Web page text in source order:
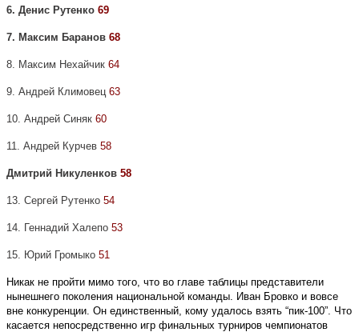
6. Денис Рутенко 69
7. Максим Баранов 68
8. Максим Нехайчик 64
9. Андрей Климовец 63
10. Андрей Синяк 60
11. Андрей Курчев 58
Дмитрий Никуленков 58
13. Сергей Рутенко 54
14. Геннадий Халепо 53
15. Юрий Громыко 51
Никак не пройти мимо того, что во главе таблицы представители
нынешнего поколения национальной команды. Иван Бровко и вовсе
вне конкуренции. Он единственный, кому удалось взять “пик-100”. Что
касается непосредственно игр финальных турниров чемпионатов